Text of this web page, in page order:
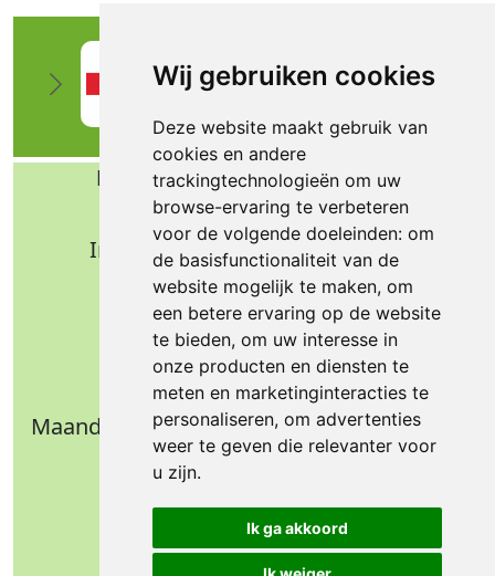
Wij gebruiken cookies
Deze website maakt gebruik van
cookies en andere
trackingtechnologieën om uw
browse-ervaring te verbeteren
voor de volgende doeleinden: om
de basisfunctionaliteit van de
website mogelijk te maken, om
een betere ervaring op de website
te bieden, om uw interesse in
onze producten en diensten te
meten en marketinginteracties te
personaliseren, om advertenties
weer te geven die relevanter voor
u zijn.
Ik ga akkoord
Bafa b.v. Technische import
Nijverheidsweg 11
Industrieterrein Verheulsweide
7005 AS Doetinchem
Tel.: +31 (0)314 344 342
Email: info@bafa.nl
Openingstijden
Maandag t/m donderdag: 09.00 - 16.30 uur
Vrijdag: 09.00 - 14.30 uur
Weekend: gesloten